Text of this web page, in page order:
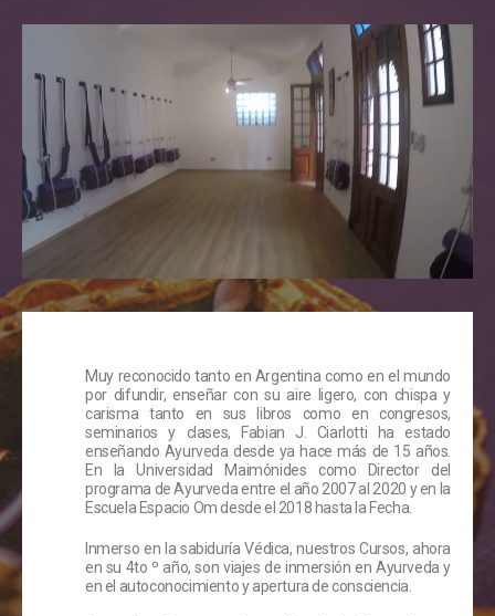
Muy reconocido tanto en Argentina como en el mundo
por difundir, enseñar con su aire ligero, con chispa y
carisma tanto en sus libros como en congresos,
seminarios y clases, Fabian J. Ciarlotti ha estado
enseñando Ayurveda desde ya hace más de 15 años.
En la Universidad Maimónides como Director del
programa de Ayurveda entre el año 2007 al 2020 y en la
Escuela Espacio Om desde el 2018 hasta la Fecha.
Inmerso en la sabiduría Védica, nuestros Cursos, ahora
en su 4to º año, son viajes de inmersión en Ayurveda y
en el autoconocimiento y apertura de consciencia.